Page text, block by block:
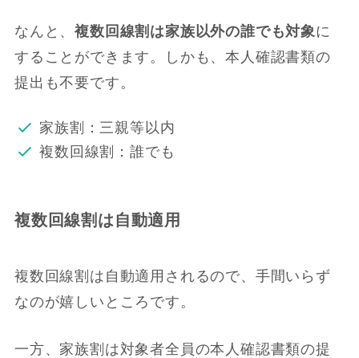
なんと、複数回線割は家族以外の誰でも対象 に
することができます。しかも、本人確認書類の
提出も不要です。
家族割：三親等以内
複数回線割：誰でも
複数回線割は自動適用
複数回線割は自動適用されるので、手間いらず
なのが嬉しいところです。
一方、家族割は対象者全員の本人確認書類の提